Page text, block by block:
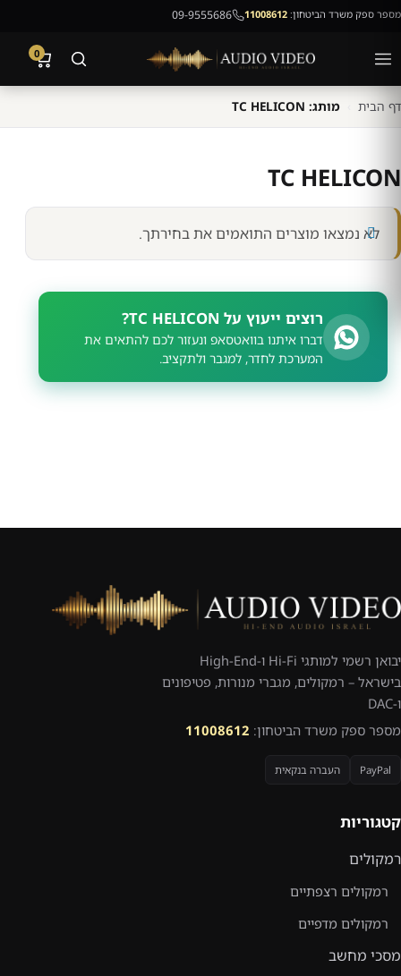
מספר ספק משרד הביטחון: 11008612
09-9555686
0
דף הבית מותג: TC HELICON
TC HELICON
לא נמצאו מוצרים התואמים את בחירתך.
רוצים ייעוץ על TC HELICON?
דברו איתנו בוואטסאפ ונעזור לכם להתאים את
המערכת לחדר, למגבר ולתקציב.
יבואן רשמי למותגי Hi-Fi ו-High-End
בישראל – רמקולים, מגברי מנורות, פטיפונים
ו-DAC
מספר ספק משרד הביטחון: 11008612
PayPal העברה בנקאית
קטגוריות
רמקולים
רמקולים רצפתיים
רמקולים מדפיים
מסכי מחשב